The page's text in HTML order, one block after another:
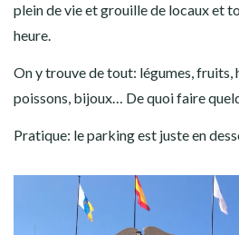
plein de vie et grouille de locaux et
heure.
On y trouve de tout: légumes, fruits,
poissons, bijoux… De quoi faire
Pratique: le parking est juste en